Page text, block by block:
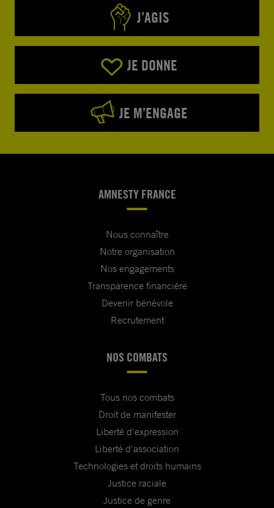
J’AGIS
JE DONNE
JE M’ENGAGE
AMNESTY FRANCE
Nous connaître
Notre organisation
Nos engagements
Transparence financière
Devenir bénévole
Recrutement
NOS COMBATS
Tous nos combats
Droit de manifester
Liberté d'expression
Liberté d'association
Technologies et droits humains
Justice raciale
Justice de genre